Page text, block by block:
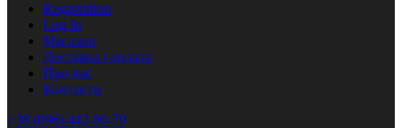
Registration
Log In
Магазин
Доставка і оплата
Про нас
Контакти
+38 (096) 442-80-70